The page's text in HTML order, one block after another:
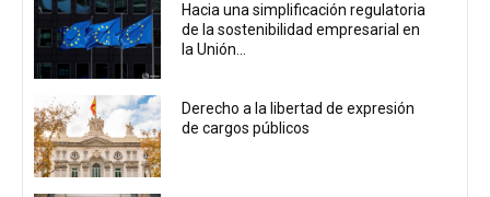
Hacia una simplificación regulatoria
de la sostenibilidad empresarial en
la Unión...
Derecho a la libertad de expresión
de cargos públicos